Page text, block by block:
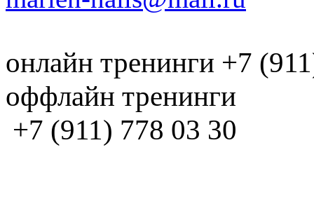
онлайн тренинги +7
оффлайн тренинги
+7 (911) 778 03 30